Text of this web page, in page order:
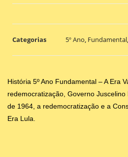
Categorias 5º Ano, Fundamental,
História 5º Ano Fundamental – A Era
redemocratização, Governo
de 1964, a redemocratização e a
Era Lula.